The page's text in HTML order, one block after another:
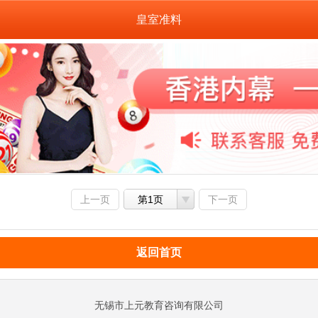
皇室准料
上一页 第1页 下一页
返回首页
无锡市上元教育咨询有限公司